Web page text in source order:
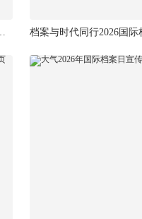
与时代同行折页